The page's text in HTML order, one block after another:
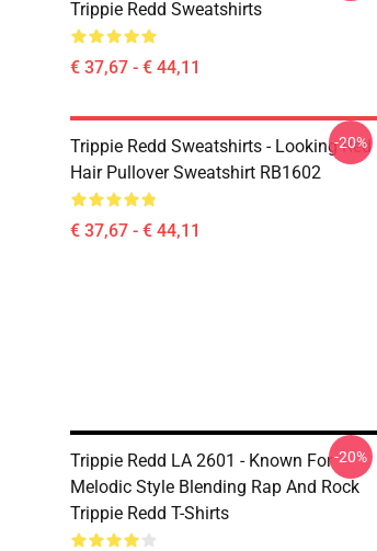
Trippie Redd Sweatshirts
€ 37,67 - € 44,11
Trippie Redd Sweatshirts - Looking Red
Hair Pullover Sweatshirt RB1602
€ 37,67 - € 44,11
-20%
Trippie Redd LA 2601 - Known For
Melodic Style Blending Rap And Rock
Trippie Redd T-Shirts
-20%